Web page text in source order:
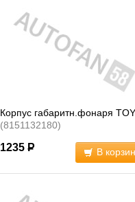
Корпус габаритн.фонаря
(8151132180)
1235 Р В